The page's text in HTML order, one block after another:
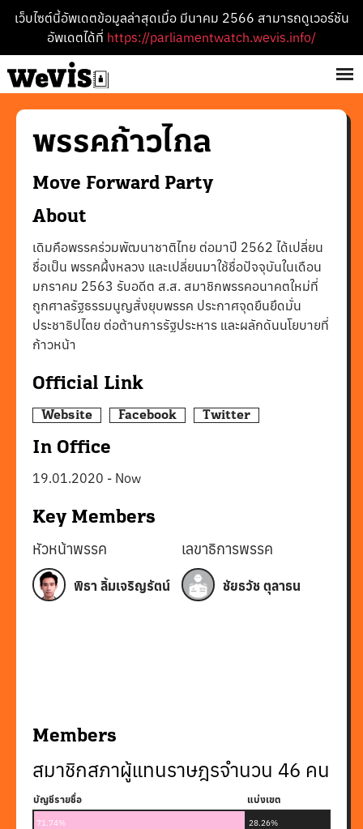
เว็บไซต์นี้อัพเดตข้อมูลล่าสุดเมื่อ มีนาคม 2566 สามารถดูเวอร์ชัน
อัพเดตได้ที่ https://parliamentwatch.wevis.info/
พรรคก้าวไกล
Move Forward Party
About
เดิมคือพรรคร่วมพัฒนาชาติไทย ต่อมาปี 2562 ได้เปลี่ยน
ชื่อเป็น พรรคผึ้งหลวง และเปลี่ยนมาใช้ชื่อปัจจุบันในเดือน
มกราคม 2563 รับอดีต ส.ส. สมาชิกพรรคอนาคตใหม่ที่
ถูกศาลรัฐธรรมนูญสั่งยุบพรรค ประกาศจุดยืนยึดมั่น
ประชาธิปไตย ต่อต้านการรัฐประหาร และผลักดันนโยบายที่
ก้าวหน้า
Official Link
Website Facebook Twitter
In Office
19.01.2020 - Now
Key Members
หัวหน้าพรรค
พิธา ลิ้มเจริญรัตน์
เลขาธิการพรรค
ชัยธวัช ตุลาธน
Members
สมาชิกสภาผู้แทนราษฎรจำนวน 46 คน
บัญชีรายชื่อ แบ่งเขต
71.74% 28.26%